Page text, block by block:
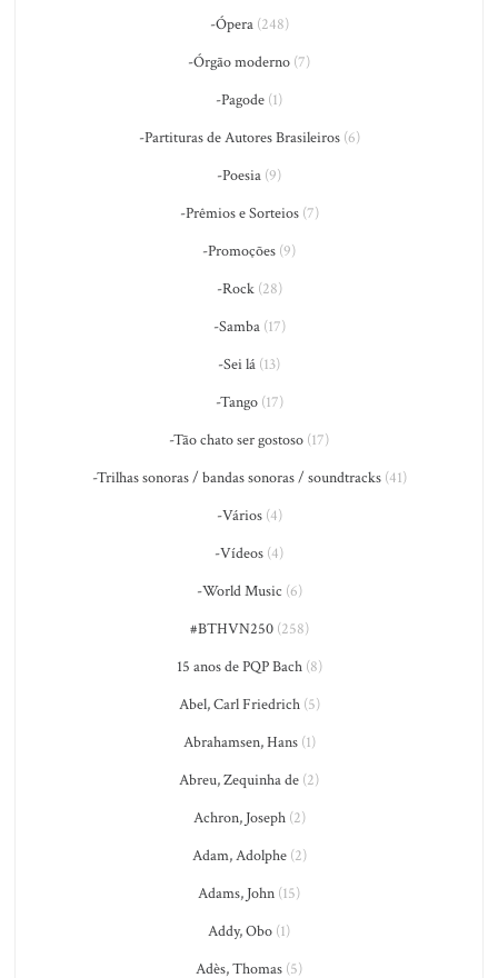
-Ópera(248)
-Órgão moderno (7)
-Pagode (1)
-Partituras de Autores Brasileiros(6)
-Poesia (9)
-Prêmios e Sorteios(7)
-Promoções (9)
-Rock(28)
-Samba(17)
-Sei lá (13)
-Tango(17)
-Tão chato ser gostoso (17)
-Trilhas sonoras / bandas sonoras / soundtracks(41)
-Vários(4)
-Vídeos (4)
-World Music (6)
#BTHVN250(258)
15 anos de PQP Bach(8)
Abel, Carl Friedrich(5)
Abrahamsen, Hans(1)
Abreu, Zequinha de (2)
Achron, Joseph(2)
Adam, Adolphe(2)
Adams, John (15)
Addy, Obo (1)
Adès, Thomas (5)